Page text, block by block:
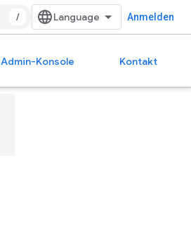
/ Anmelden
Admin-Konsole Kontakt